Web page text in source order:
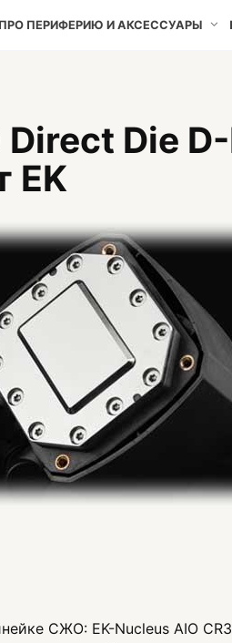
ПРО ПЕРИФЕРИЮ И АКСЕССУАРЫ
Direct Die
EK
СЖО: EK-Nucleus AIO